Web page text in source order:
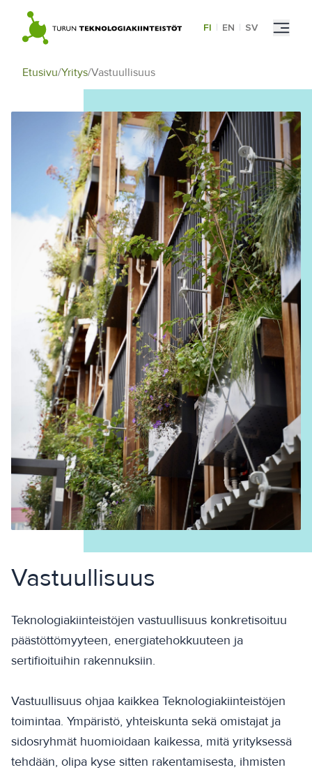
content
FI | EN | SV
Etusivu/Yritys/Vastuullisuus
Vastuullisuus
Teknologiakiinteistöjen vastuullisuus konkretisoituu
päästöttömyyteen, energiatehokkuuteen ja
sertifioituihin rakennuksiin.
Vastuullisuus ohjaa kaikkea Teknologiakiinteistöjen
toimintaa. Ympäristö, yhteiskunta sekä omistajat ja
sidosryhmät huomioidaan kaikessa, mitä yrityksessä
tehdään, olipa kyse sitten rakentamisesta, ihmisten